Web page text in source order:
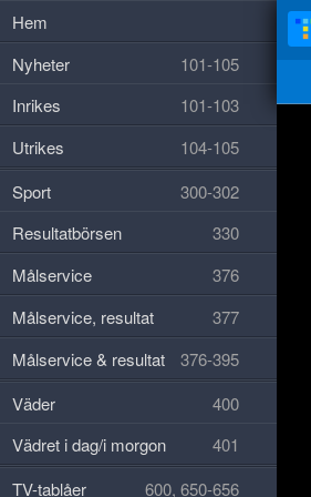
Hem
Nyheter
101-105
Inrikes
101-103
Utrikes
104-105
Sport
300-302
Resultatbörsen
330
Målservice
376
Målservice, resultat
377
Målservice & resultat
376-395
Väder
400
Vädret i dag/i morgon
401
TV-tablåer
600, 650-656